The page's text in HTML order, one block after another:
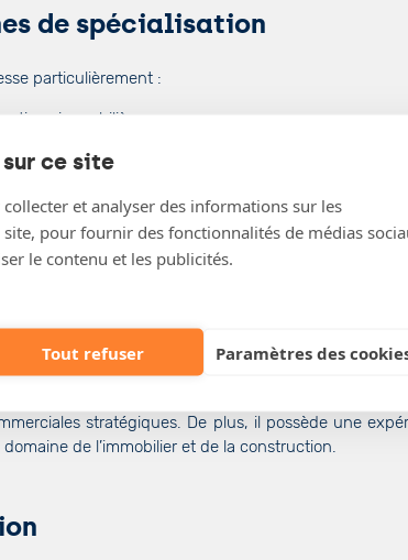
ce site
et analyser des informations sur les
pour fournir des fonctionnalités de médias
le contenu et les publicités.
Tout refuser Paramètres des
de spécialisation
particulièrement :
immobilières
de développement immobilier
et expérience
expérience en matière de transactions
immobiliers (asset deal ) et de parts de sociétés
développement immobilier. Il assiste les clients
tels que l'achat, le bail, le leasing, contrat
stratégiques. De plus, il possède une
de l’immobilier et de la construction.